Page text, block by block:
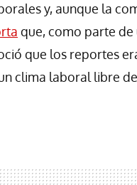
y, aunque la
que, como parte
que los reportes
clima laboral libre